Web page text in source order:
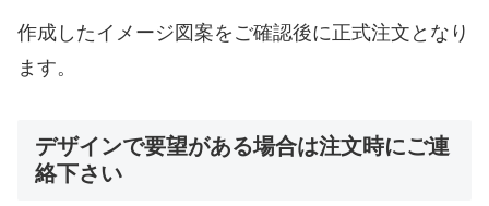
作成したイメージ図案をご確認後に正式注文となり
ます。
デザインで要望がある場合は注文時にご連
絡下さい